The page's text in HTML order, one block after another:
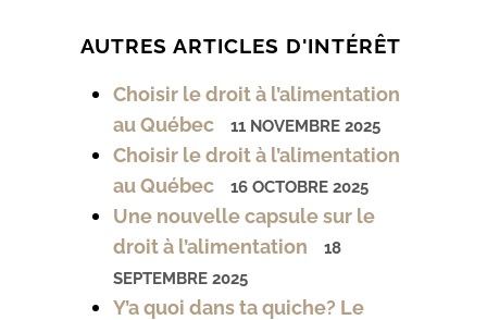
AUTRES ARTICLES D'INTÉRÊT
Choisir le droit à l’alimentation
au Québec
11 NOVEMBRE 2025
Choisir le droit à l’alimentation
au Québec
16 OCTOBRE 2025
Une nouvelle capsule sur le
droit à l’alimentation
18
SEPTEMBRE 2025
Y’a quoi dans ta quiche? Le